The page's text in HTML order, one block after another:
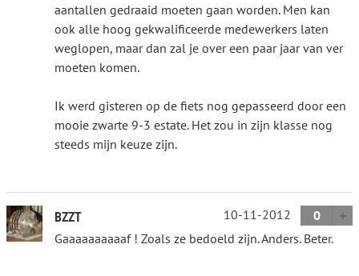
aantallen gedraaid moeten gaan worden. Men kan
ook alle hoog gekwalificeerde medewerkers laten
weglopen, maar dan zal je over een paar jaar van ver
moeten komen.
Ik werd gisteren op de fiets nog gepasseerd door een
mooie zwarte 9-3 estate. Het zou in zijn klasse nog
steeds mijn keuze zijn.
BZZT 10-11-2012
0
Gaaaaaaaaaaf ! Zoals ze bedoeld zijn. Anders. Beter.